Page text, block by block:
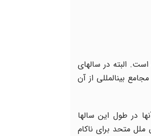
البته در سال‏های
بین‏المللی از آن
در طول این سال‏ها
ملل متحد برای ناکام